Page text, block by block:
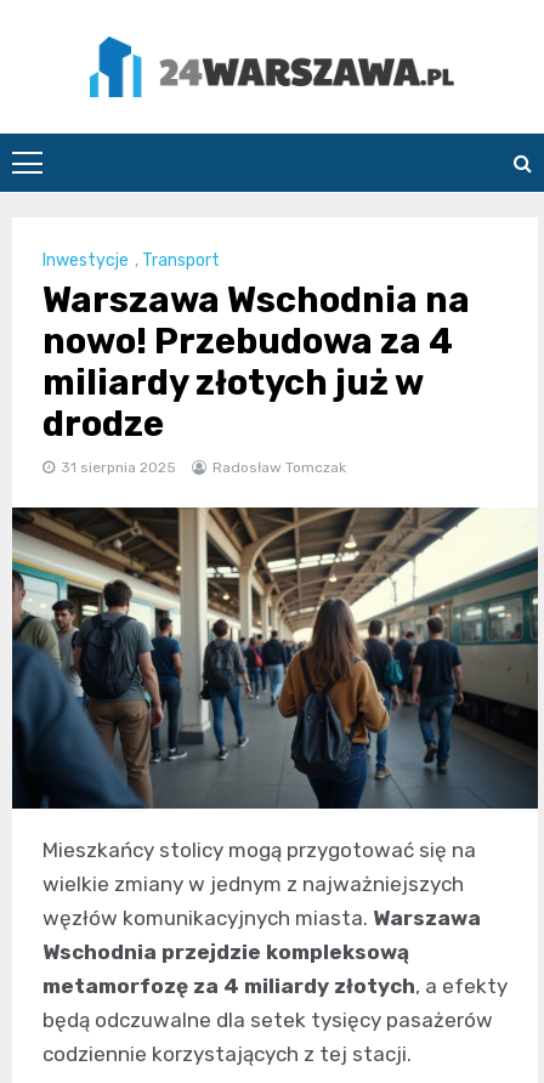
24Warszawa.pl
Inwestycje , Transport
Warszawa Wschodnia na
nowo! Przebudowa za 4
miliardy złotych już w
drodze
31 sierpnia 2025 Radosław Tomczak
Mieszkańcy stolicy mogą przygotować się na
wielkie zmiany w jednym z najważniejszych
węzłów komunikacyjnych miasta. Warszawa
Wschodnia przejdzie kompleksową
metamorfozę za 4 miliardy złotych, a efekty
będą odczuwalne dla setek tysięcy pasażerów
codziennie korzystających z tej stacji.